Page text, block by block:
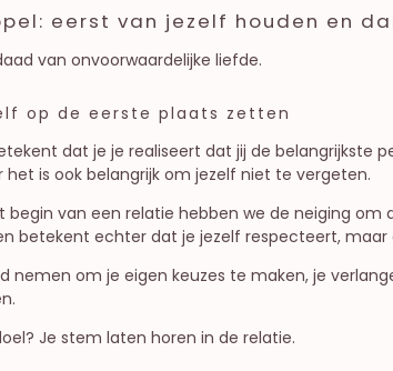
eerst van jezelf houden en
van onvoorwaardelijke liefde.
op de eerste plaats zetten
dat je je realiseert dat jij de belangrijkste
het is ook belangrijk om jezelf niet te vergeten.
begin van een relatie hebben we de neiging
betekent echter dat je jezelf respecteert,
nemen om je eigen keuzes te maken, je
Je stem laten horen in de relatie.